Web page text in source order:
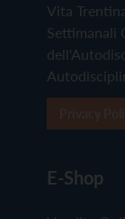
Vita
Settimanali
E-Shop